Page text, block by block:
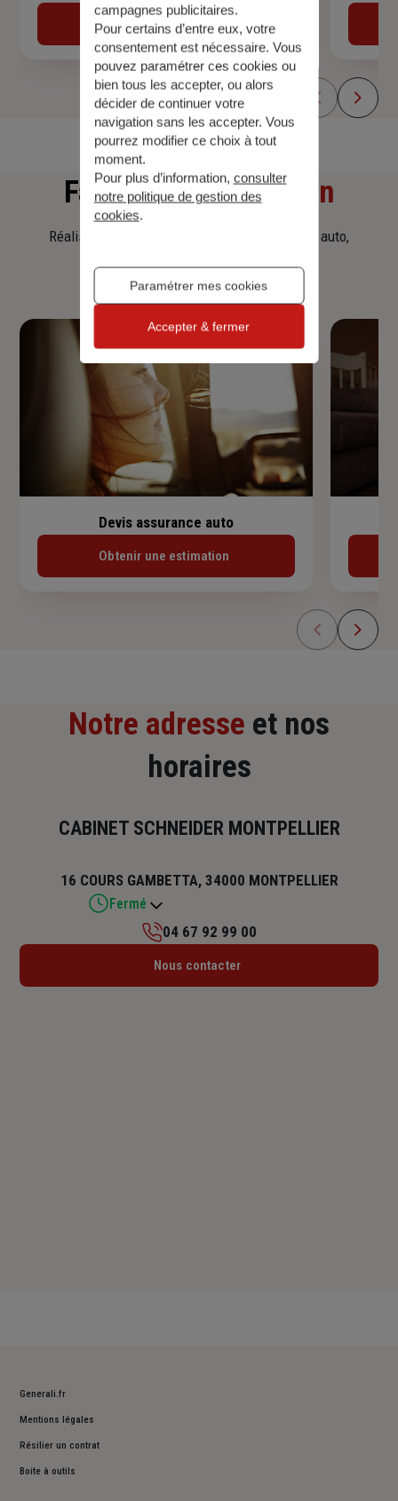
Découvrir
Faitesune simulation
Réalisez une simulation tarifaire d'assurance, auto,
Devis assurance auto
Obtenir une estimation
Notre adresse et nos
horaires
CABINET SCHNEIDER MONTPELLIER
16 COURS GAMBETTA, 34000 MONTPELLIER
Fermé
Lundi : 08h30 – 12h30 / 14h – 18h
04 67 92 99 00
Nous contacter
Generali.fr
Mentions légales
Résilier un contrat
Boite à outils
campagnes publicitaires.
Pour certains d’entre eux, votre
consentement est nécessaire. Vous
pouvez paramétrer ces cookies ou
bien tous les accepter, ou alors
décider de continuer votre
navigation sans les accepter. Vous
pourrez modifier ce choix à tout
moment.
Pour plus d’information, consulter
notre politique de gestion des
cookies.
Paramétrer mes cookies
Accepter & fermer